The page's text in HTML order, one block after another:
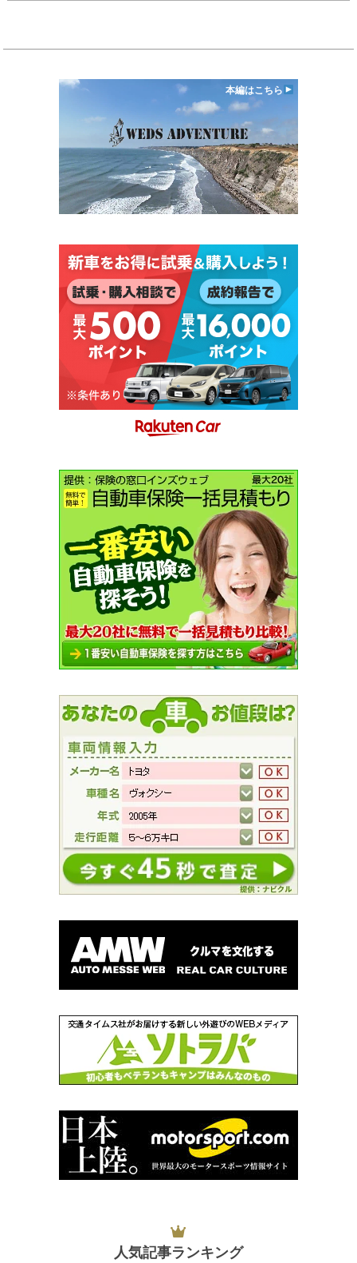
本編はこちら
人気記事ランキング